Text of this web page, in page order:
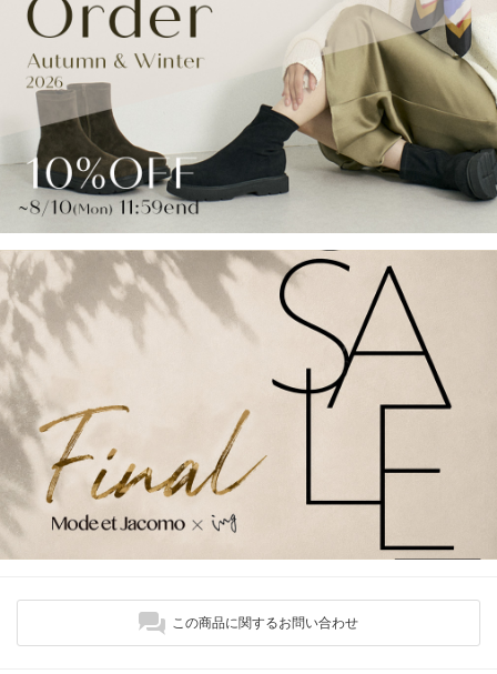
この商品に関するお問い合わせ